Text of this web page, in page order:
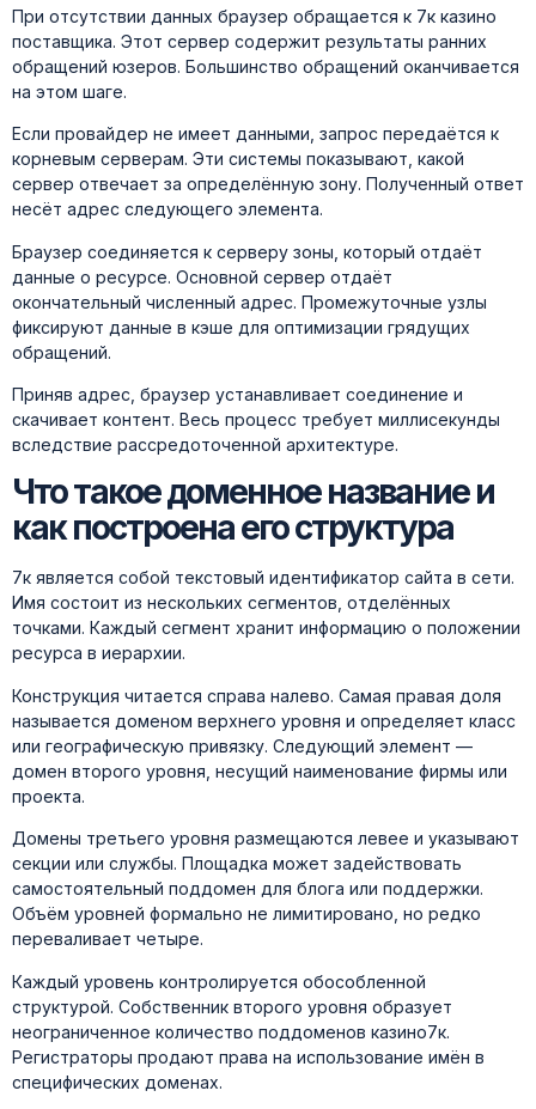
При отсутствии данных браузер обращается к 7к казино
поставщика. Этот сервер содержит результаты ранних
обращений юзеров. Большинство обращений оканчивается
на этом шаге.
Если провайдер не имеет данными, запрос передаётся к
корневым серверам. Эти системы показывают, какой
сервер отвечает за определённую зону. Полученный ответ
несёт адрес следующего элемента.
Браузер соединяется к серверу зоны, который отдаёт
данные о ресурсе. Основной сервер отдаёт
окончательный численный адрес. Промежуточные узлы
фиксируют данные в кэше для оптимизации грядущих
обращений.
Приняв адрес, браузер устанавливает соединение и
скачивает контент. Весь процесс требует миллисекунды
вследствие рассредоточенной архитектуре.
Что такое доменное название и
как построена его структура
7к является собой текстовый идентификатор сайта в сети.
Имя состоит из нескольких сегментов, отделённых
точками. Каждый сегмент хранит информацию о положении
ресурса в иерархии.
Конструкция читается справа налево. Самая правая доля
называется доменом верхнего уровня и определяет класс
или географическую привязку. Следующий элемент —
домен второго уровня, несущий наименование фирмы или
проекта.
Домены третьего уровня размещаются левее и указывают
секции или службы. Площадка может задействовать
самостоятельный поддомен для блога или поддержки.
Объём уровней формально не лимитировано, но редко
переваливает четыре.
Каждый уровень контролируется обособленной
структурой. Собственник второго уровня образует
неограниченное количество поддоменов казино7к.
Регистраторы продают права на использование имён в
специфических доменах.